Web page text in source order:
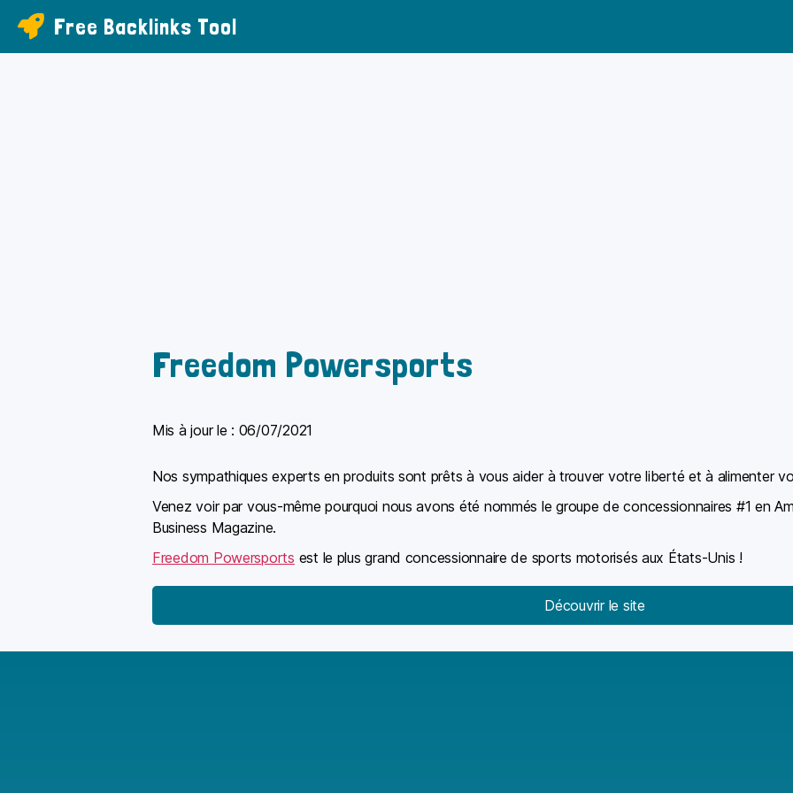
Free Backlinks Tool
Freedom Powersports
Mis à jour le : 06/07/2021
Nos sympathiques experts en produits sont prêts à vous aider à trouver votre liberté et à alimenter
Venez voir par vous-même pourquoi nous avons été nommés le groupe de concessionnaires #1 en
Business Magazine.
Freedom Powersports est le plus grand concessionnaire de sports motorisés aux États-Unis !
Découvrir le site